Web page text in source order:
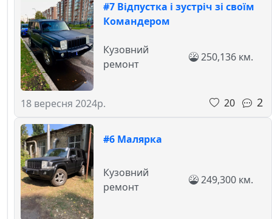
#7 Відпустка і зустріч зі своїм
Командером
18 вересня 2024р.
Кузовний
ремонт
250,136 км.
20 2
#6 Малярка
Кузовний
ремонт
249,300 км.